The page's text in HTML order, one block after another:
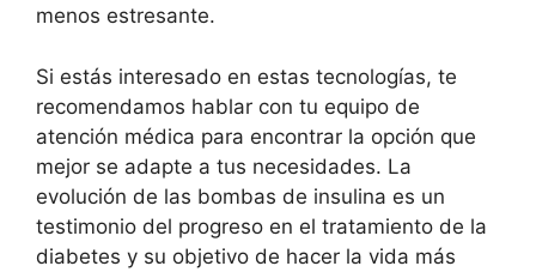
menos estresante.
Si estás interesado en estas tecnologías, te
recomendamos hablar con tu equipo de
atención médica para encontrar la opción que
mejor se adapte a tus necesidades. La
evolución de las bombas de insulina es un
testimonio del progreso en el tratamiento de la
diabetes y su objetivo de hacer la vida más